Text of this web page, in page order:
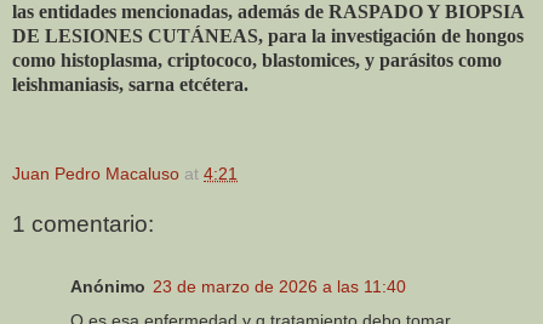
las entidades mencionadas, además de RASPADO Y BIOPSIA
DE LESIONES CUTÁNEAS, para la investigación de hongos
como histoplasma, criptococo, blastomices, y parásitos como
leishmaniasis, sarna etcétera.
Juan Pedro Macaluso at 4:21
1 comentario:
Anónimo 23 de marzo de 2026 a las 11:40